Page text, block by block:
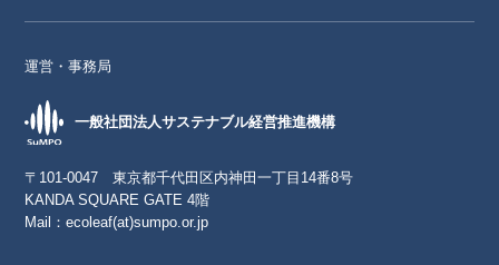
運営・事務局
一般社団法人サステナブル経営推進機構
〒101-0047 東京都千代田区内神田一丁目14番8号
KANDA SQUARE GATE 4階
Mail：ecoleaf(at)sumpo.or.jp